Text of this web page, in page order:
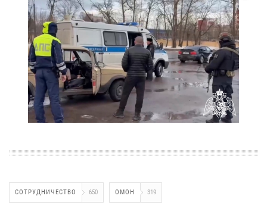
СОТРУДНИЧЕСТВО 650 ОМОН 319